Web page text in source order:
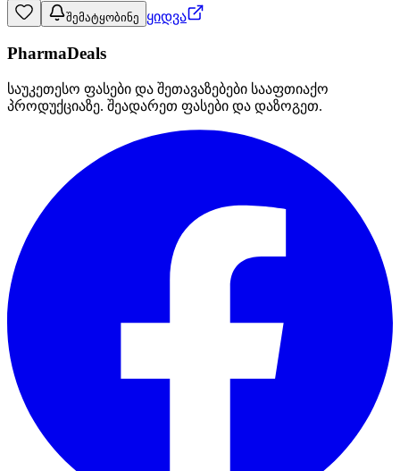
შემატყობინე ყიდვა
PharmaDeals
საუკეთესო ფასები და შეთავაზებები სააფთიაქო
პროდუქციაზე. შეადარეთ ფასები და დაზოგეთ.